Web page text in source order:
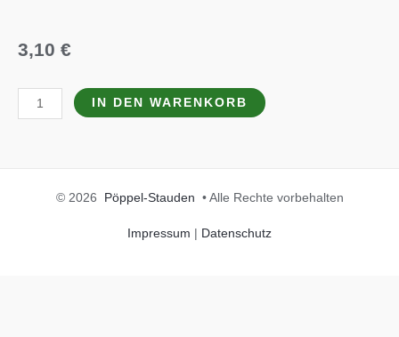
3,10 €
Arabis
ferdinandi-
IN DEN WARENKORB
© 2026 Pöppel-Stauden • Alle Rechte vorbehalten
Impressum | Datenschutz